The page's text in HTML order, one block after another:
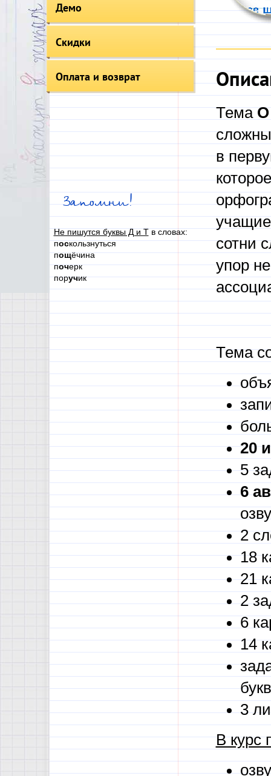
Демо
Скидки
Оплата и возврат
Запомни!
Не пишутся буквы Д и Тв словах:
поскользнуться
пощёчина
почерк
поручик
ТемаО
в
сотни
упор
Тема
20
5
6
2
18
21
2
6
14
3
В курс